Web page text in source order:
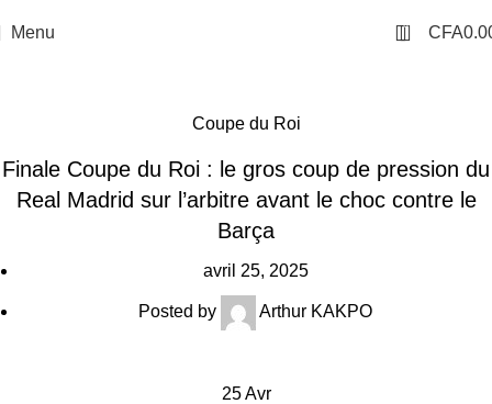
Menu 0 CFA
Coupe du Roi
Finale Coupe du Roi : le gros coup de pression du
Real Madrid sur l’arbitre avant le choc contre le
Barça
avril 25, 2025
Posted by Arthur KAKPO
25Avr